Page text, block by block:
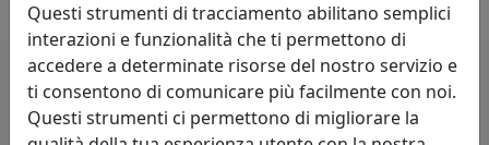
Potrebbero interessarti
Questi strumenti di tracciamento abilitano semplici
interazioni e funzionalità che ti permettono di
accedere a determinate risorse del nostro servizio e
ti consentono di comunicare più facilmente con noi.
Questi strumenti ci permettono di migliorare la